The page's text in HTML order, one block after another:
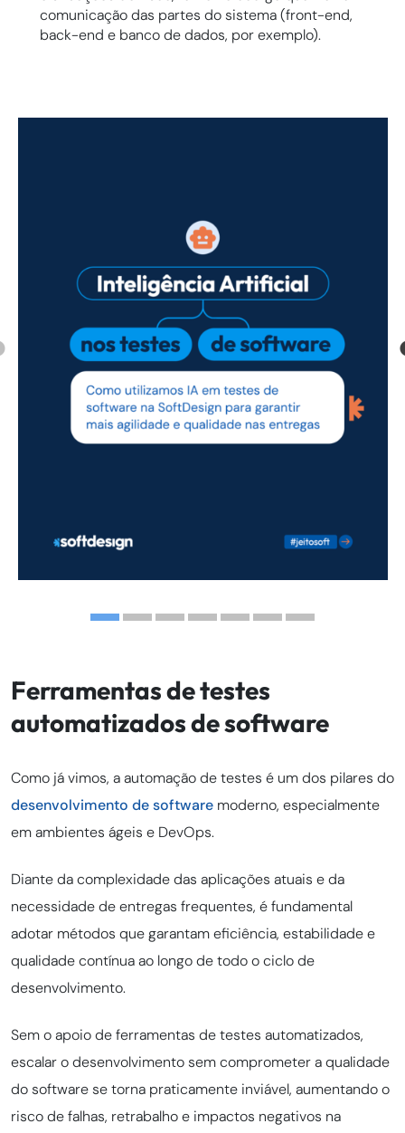
comunicação das partes do sistema (front-end,
back-end e banco de dados, por exemplo).
Ferramentas de testes
automatizados de software
Como já vimos, a automação de testes é um dos pilares do
desenvolvimento de software moderno, especialmente
em ambientes ágeis e DevOps.
Diante da complexidade das aplicações atuais e da
necessidade de entregas frequentes, é fundamental
adotar métodos que garantam eficiência, estabilidade e
qualidade contínua ao longo de todo o ciclo de
desenvolvimento.
Sem o apoio de ferramentas de testes automatizados,
escalar o desenvolvimento sem comprometer a qualidade
do software se torna praticamente inviável, aumentando o
risco de falhas, retrabalho e impactos negativos na